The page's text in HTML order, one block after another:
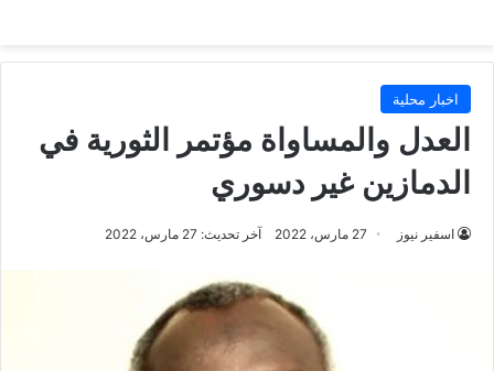
اخبار محلية
العدل والمساواة مؤتمر الثورية في
الدمازين غير دسوري
اسفير نيوز 27 مارس، 2022 آخر تحديث: 27 مارس، 2022